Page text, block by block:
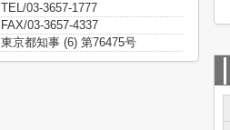
TEL/03-3657-1777
FAX/03-3657-4337
東京都知事 (6) 第76475号